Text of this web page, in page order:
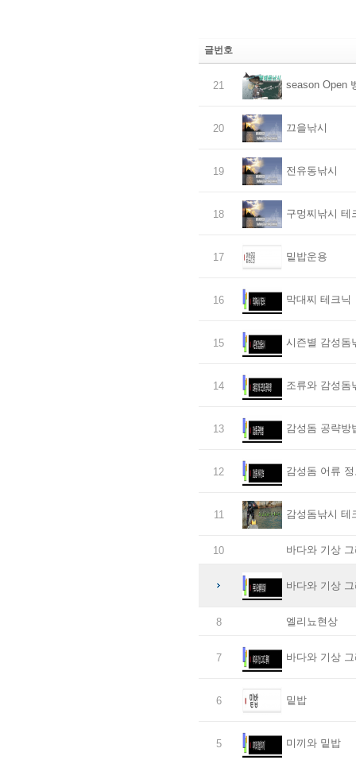
글번호
21 season Open
20 끄을낚시
19 전유동낚시
18 구멍찌낚시 테
17 밑밥운용
16 막대찌 테크닉
15 시즌별 감성돔
14 조류와 감성돔
13 감성돔 공략방
12 감성돔 어류
11 감성돔낚시 테
10 바다와 기상
바다와 기상
8 엘리뇨현상
7 바다와 기상
6 밑밥
5 미끼와 밑밥